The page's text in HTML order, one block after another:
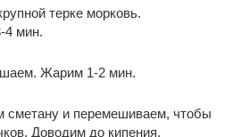
терке морковь.
мин.
Жарим 1-2 мин.
сметану и перемешиваем, чтобы
Доводим до кипения.